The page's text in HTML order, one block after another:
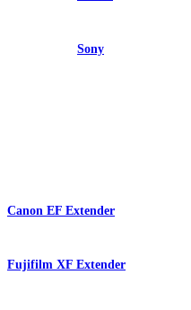
Sony
Canon EF Extender
Fujifilm XF Extender